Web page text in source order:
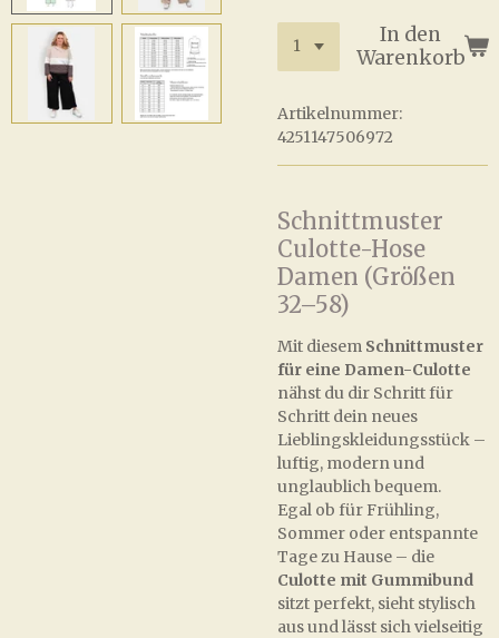
In den
Warenkorb
Artikelnummer:
4251147506972
Schnittmuster
Culotte-Hose
Damen (Größen
32–58)
Mit diesem Schnittmuster
für eine Damen-Culotte
nähst du dir Schritt für
Schritt dein neues
Lieblingskleidungsstück –
luftig, modern und
unglaublich bequem.
Egal ob für Frühling,
Sommer oder entspannte
Tage zu Hause – die
Culotte mit Gummibund
sitzt perfekt, sieht stylisch
aus und lässt sich vielseitig